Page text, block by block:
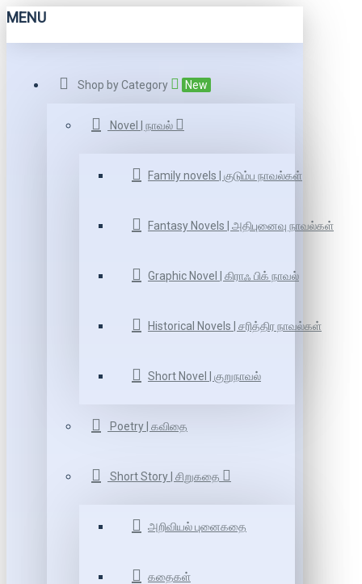
MENU
Shop by Category New
Novel | நாவல்
Family novels | குடும்ப நாவல்கள்
Fantasy Novels | அதிபுனைவு நாவல்கள்
Graphic Novel | கிராஃ பிக் நாவல்
Historical Novels | சரித்திர நாவல்கள்
Short Novel | குறுநாவல்
Poetry | கவிதை
Short Story | சிறுகதை
அறிவியல் புனைகதை
கதைகள்